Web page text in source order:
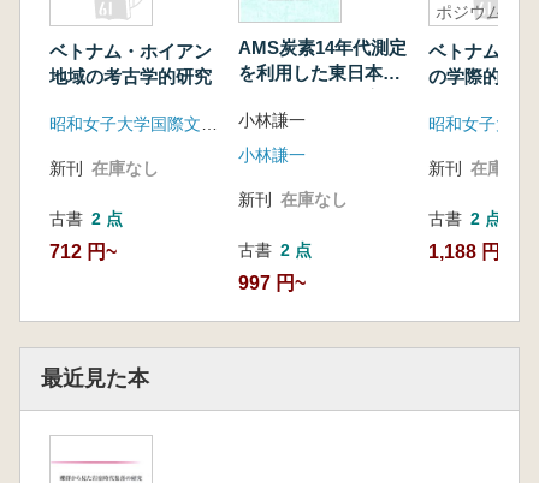
ベトナム・ホイアン
地域の考古学的研究
新刊 在庫なし
古書 2 点
712 円~
AMS炭素14年代測定
を利用した東日本縄
代の研究
小林謙一
小林謙一
新刊 在庫なし
古書 2 点
997 円~
ポジウムの
ベトナム・
の学際的研
ムの記録
新刊 在庫なし
古書 2 点
1,188 円~
最近見た本